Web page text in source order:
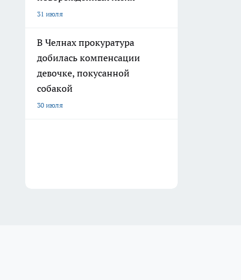
31 июля
В Челнах прокуратура
добилась компенсации
девочке, покусанной
собакой
30 июля